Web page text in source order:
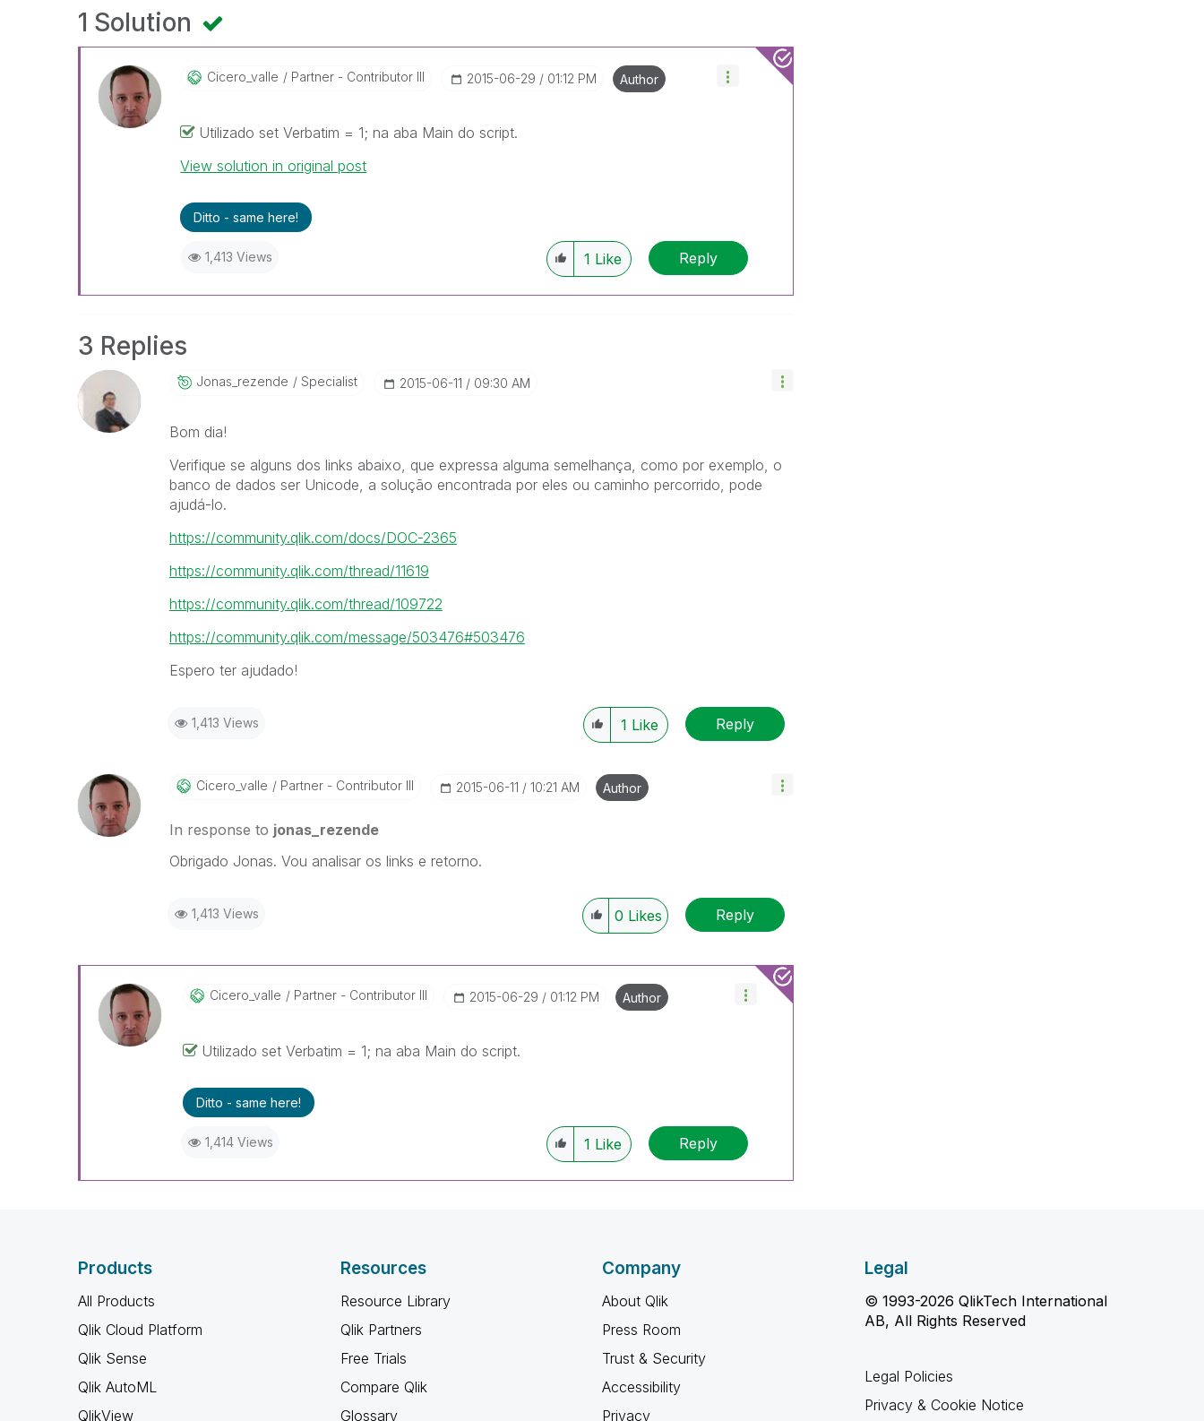
1 Solution
Cicero_valle Partner - Contributor III ‎2015-06-29 01:12 PM Author
Utilizado set Verbatim = 1; na aba Main do script.
View solution in original post
Ditto - same here!
1,413 Views 1 Like Reply
3 Replies
Jonas_rezende Specialist ‎2015-06-11 09:30 AM
Bom dia!
Verifique se alguns dos links abaixo, que expressa alguma semelhança, como por exemplo, o
banco de dados ser Unicode, a solução encontrada por eles ou caminho percorrido, pode
ajudá-lo.
https://community.qlik.com/docs/DOC-2365
https://community.qlik.com/thread/11619
https://community.qlik.com/thread/109722
https://community.qlik.com/message/503476#503476
Espero ter ajudado!
1,413 Views 1 Like Reply
Cicero_valle Partner - Contributor III ‎2015-06-11 10:21 AM Author
In response to jonas_rezende
Obrigado Jonas. Vou analisar os links e retorno.
1,413 Views 0 Likes Reply
Cicero_valle Partner - Contributor III ‎2015-06-29 01:12 PM Author
Utilizado set Verbatim = 1; na aba Main do script.
Ditto - same here!
1,414 Views 1 Like Reply
Products
All Products
Qlik Cloud Platform
Qlik Sense
Qlik AutoML
QlikView
Resources
Resource Library
Qlik Partners
Free Trials
Compare Qlik
Glossary
Company
About Qlik
Press Room
Trust & Security
Accessibility
Privacy
Legal
© 1993-2026 QlikTech International
AB, All Rights Reserved
Legal Policies
Privacy & Cookie Notice